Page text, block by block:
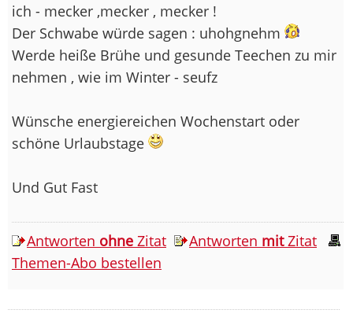
ich - mecker ,mecker , mecker !
Der Schwabe würde sagen : uhohgnehm
Werde heiße Brühe und gesunde Teechen zu mir
nehmen , wie im Winter - seufz
Wünsche energiereichen Wochenstart oder
schöne Urlaubstage
Und Gut Fast
Antworten ohne Zitat Antworten mitZitat
Themen-Abo bestellen